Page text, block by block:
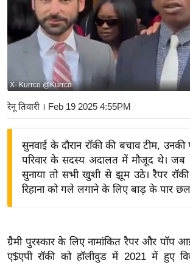
अं
त
य
बि
ज़
द्यो
ग
त
X- Kurrco @Kurrco
रेनू तिवारी । Feb 19 2025 4:55PM
सुनवाई के दौरान रॉकी की बचाव टीम, उनकी
परिवार के सदस्य अदालत में मौजूद थे।
सुनाया तो सभी खुशी से झूम उठे। रैपर
रिहाना को गले लगाने के लिए बाड़ के पार
ग्रैमी पुरस्कार के लिए नामांकित रैपर और पॉप
ए$एपी रॉकी को हॉलीवुड में 2021 में हुए